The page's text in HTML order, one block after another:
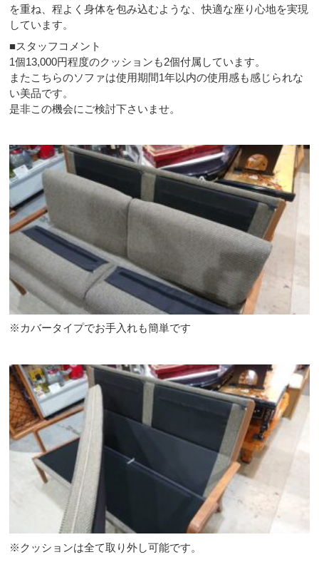
を重ね、程よく身体を包み込むような、快適な座り心地を実現
しています。
■スタッフコメント
1個13,000円程度のクッションも2個付属しています。
またこちらのソファは使用期間1年以内の使用感も感じられな
い美品です。
是非この機会にご検討下さいませ。
※カバータイプでお手入れも簡単です
※クッションは全て取り外し可能です。